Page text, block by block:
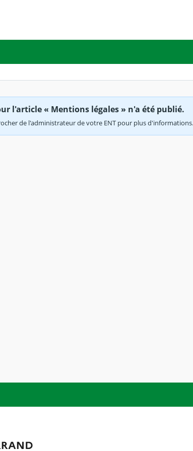
l'article « Mentions légales » n'a été publié.
de l'administrateur de votre ENT pour plus d'informations.